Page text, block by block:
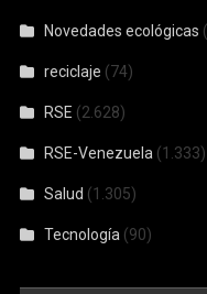
Novedades ecológicas
reciclaje (74)
RSE (2.628)
RSE-Venezuela (1.333)
Salud (1.305)
Tecnología (90)